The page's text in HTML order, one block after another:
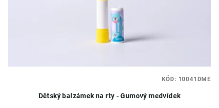
Dětský balzámek na rty - Gumový medvídek
KÓD: 10041DME